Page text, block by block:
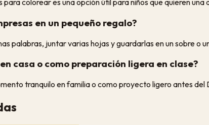
para colorear es una opción útil para niños que quieren
en un pequeño regalo?
palabras, juntar varias hojas y guardarlas en un sobre o
casa o como preparación ligera en clase?
tranquilo en familia o como proyecto ligero antes